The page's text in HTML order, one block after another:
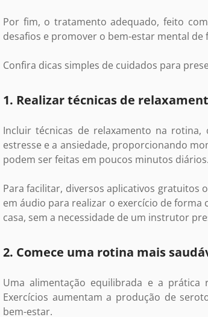
Por fim, o tratamento adequado, feito
desafios e promover o bem-estar mental
Confira dicas simples de cuidados para
1. Realizar técnicas de
Incluir técnicas de relaxamento na
estresse e a ansiedade, proporcionando
podem ser feitas em poucos minutos diários.
Para facilitar, diversos aplicativos gratuitos
em áudio para realizar o exercício de
casa, sem a necessidade de um instrutor
2. Comece uma rotina mais
Uma alimentação equilibrada e a prática
Exercícios aumentam a produção de
bem-estar.